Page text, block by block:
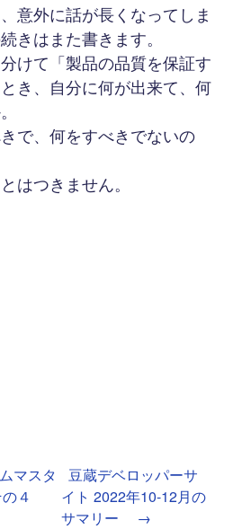
意外に話が長くなってしま
きはまた書きます。
けて「製品の品質を保証す
き、自分に何が出来て、何
で、何をすべきでないの
はつきません。
マスタ
の４
豆蔵デベロッパーサ
イト 2022年10-12月の
サマリー
→